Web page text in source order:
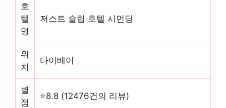
호
텔
명
저스트 슬립 호텔 시먼딩
위
치
타이베이
별
점
⭐8.8 (12476건의 리뷰)